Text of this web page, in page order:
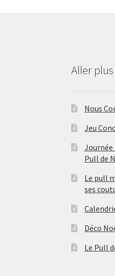
Aller
Nous
Jeu
Pull de
Le pull
ses
Déco
Le Pull